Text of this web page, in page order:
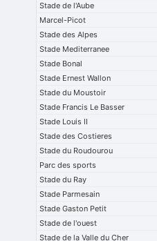
Stade de l'Aube
Marcel-Picot
Stade des Alpes
Stade Mediterranee
Stade Bonal
Stade Ernest Wallon
Stade du Moustoir
Stade Francis Le Basser
Stade Louis II
Stade des Costieres
Stade du Roudourou
Parc des sports
Stade du Ray
Stade Parmesain
Stade Gaston Petit
Stade de l'ouest
Stade de la Valle du Cher